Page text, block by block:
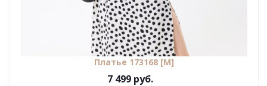
Платье 173168 [М]
7 499 руб.